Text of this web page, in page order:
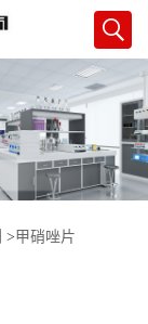
>甲硝唑片